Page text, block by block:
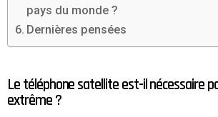
pays du monde ?
Dernières pensées
Le téléphone satellite est-il nécessaire
extrême ?